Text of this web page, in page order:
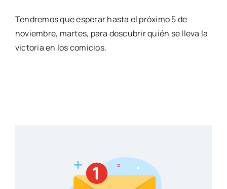
Tendremos que esperar hasta el próximo 5 de
noviembre, martes, para descubrir quién se lleva la
victoria en los comicios.